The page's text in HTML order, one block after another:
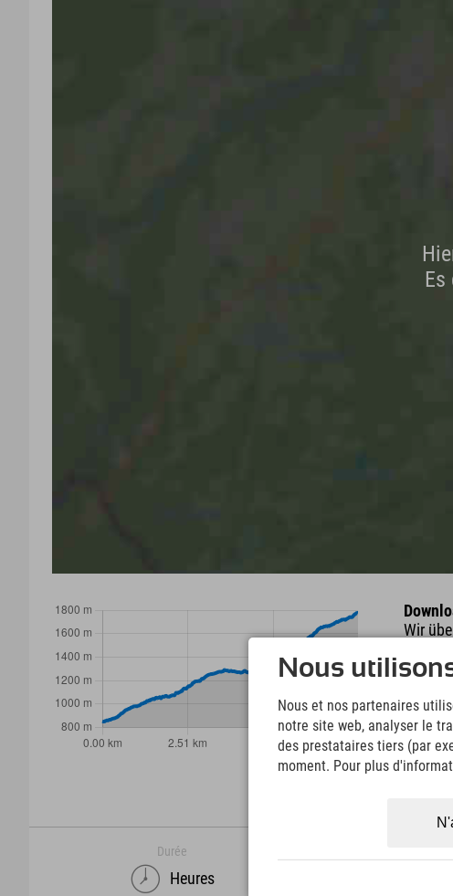
Wir
Durée
Heures
Nous
Nous et nos partenaires
notre site web, analyser le
des prestataires tiers (par
moment. Pour plus